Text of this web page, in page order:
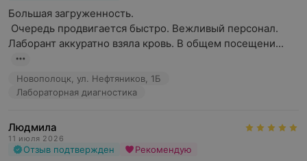
Большая загруженность.
Лаборант аккуратно взяла кровь. В общем посещени...
Новополоцк, ул. Нефтяников, 1Б
Лабораторная диагностика
Людмила
11 июля 2026
Отзыв подтвержден Рекомендую